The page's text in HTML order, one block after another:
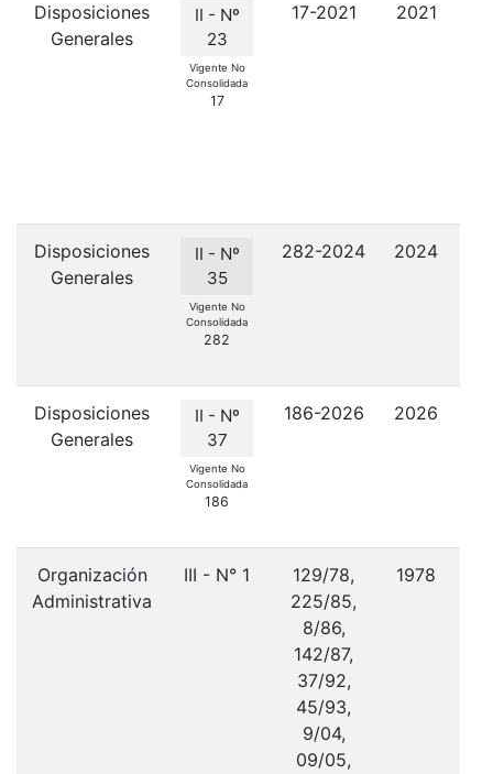
Disposiciones
Generales
II - Nº
23
Vigente No
Consolidada
17
17-2021 2021
Disposiciones
Generales
II - Nº
35
Vigente No
Consolidada
282
282-2024
2024
Disposiciones
Generales
II - Nº
37
Vigente No
Consolidada
186
186-2026 2026
Organización
Administrativa
III - N° 1
129/78,
225/85,
8/86,
142/87,
37/92,
45/93,
9/04,
09/05,
1978